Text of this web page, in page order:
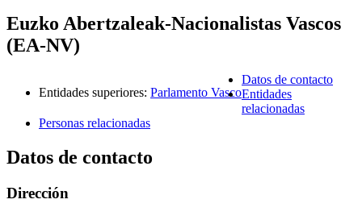
Euzko Abertzaleak-Nacionalistas Vascos
(EA-NV)
Entidades superiores: Parlamento Vasco
Datos de contacto
Entidades
relacionadas
Personas relacionadas
Datos de contacto
Dirección